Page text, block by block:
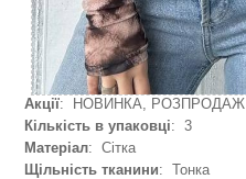
Акції: НОВИНКА, РОЗПРОДАЖ
Кількість в упаковці: 3
Матеріал: Сітка
Щільність тканини: Тонка